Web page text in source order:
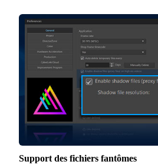
Support des fichiers fantômes